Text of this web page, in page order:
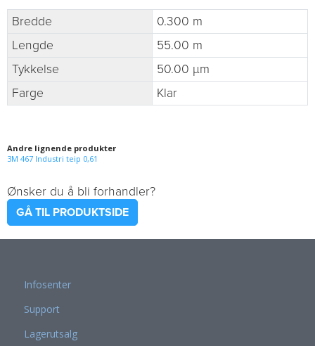
Bredde
0.300 m
Lengde
55.00 m
Tykkelse
50.00 µm
Farge
Klar
Andre lignende produkter
3M 467 Industri teip 0,61
Ønsker du å bli forhandler?
GÅ TIL PRODUKTSIDE
Infosenter
Support
Lagerutsalg